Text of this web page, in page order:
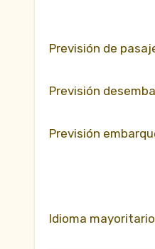
Previsión de
Previsión
Previsión
Idioma